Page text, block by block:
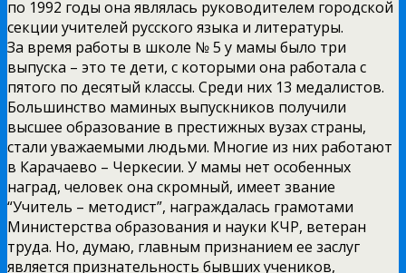
по 1992 годы она являлась руководителем городской
секции учителей русского языка и литературы.
За время работы в школе № 5 у мамы было три
выпуска – это те дети, с которыми она работала с
пятого по десятый классы. Среди них 13 медалистов.
Большинство маминых выпускников получили
высшее образование в престижных вузах страны,
стали уважаемыми людьми. Многие из них работают
в Карачаево – Черкесии. У мамы нет особенных
наград, человек она скромный, имеет звание
“Учитель – методист”, награждалась грамотами
Министерства образования и науки КЧР, ветеран
труда. Но, думаю, главным признанием ее заслуг
является признательность бывших учеников,